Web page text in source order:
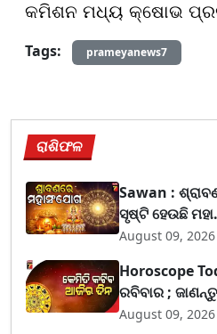
କମିଶନ ମଧ୍ୟ କ୍ଷୋଭ
Tags:
prameyanews7
ରାଶିଫଳ
Sawan :
ସୃଷ୍ଟି ହେଉଛି
August 09, 2026
Horoscope
ରବିବାର ;
August 09, 2026